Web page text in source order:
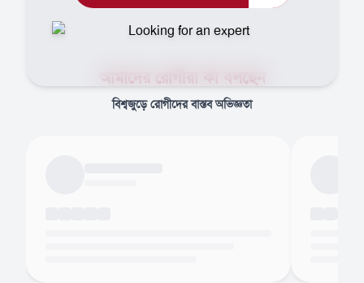
আমাদের রোগীরা কী বলছেন
বিশ্বজুড়ে রোগীদের বাস্তব অভিজ্ঞতা